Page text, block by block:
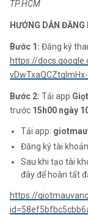
TP.HCM
HƯỚNG DẪN
Bước 1: Đăng ký
https://
Bước 2: Tải app
trước 15h00 ngày
Tải app:
Đăng ký tài khoản
Sau khi tạo tài
đây để hoàn tất
https://